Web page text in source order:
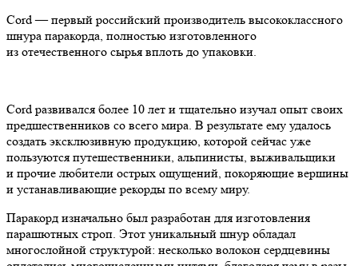
Cord — первый российский производитель высококлассного
шнура паракорда, полностью изготовленного
из отечественного сырья вплоть до упаковки.
Cord развивался более 10 лет и тщательно изучал опыт своих
предшественников со всего мира. В результате ему удалось
создать эксклюзивную продукцию, которой сейчас уже
пользуются путешественники, альпинисты, выживальщики
и прочие любители острых ощущений, покоряющие вершины
и устанавливающие рекорды по всему миру.
Паракорд изначально был разработан для изготовления
парашютных строп. Этот уникальный шнур обладал
многослойной структурой: несколько волокон сердцевины